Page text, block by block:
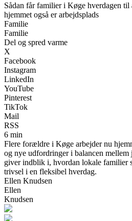
Sådan får familier i Køge hverdagen til
hjemmet også er arbejdsplads
Familie
Familie
Del og spred varme
X
Facebook
Instagram
LinkedIn
YouTube
Pinterest
TikTok
Mail
RSS
6 min
Flere forældre i Køge arbejder nu
og nye udfordringer i balancen
giver indblik i, hvordan lokale familier
trivsel i en fleksibel hverdag.
Ellen Knudsen
Ellen
Knudsen